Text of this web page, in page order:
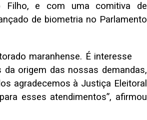
Filho, e com uma comitiva de
de biometria no Parlamento
maranhense. É interesse
origem das nossas demandas,
agradecemos à Justiça Eleitoral
esses atendimentos”, afirmou